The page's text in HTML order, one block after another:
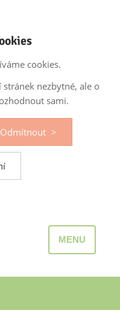
cookies.
nezbytné, ale o
sami.
Odmítnout
MENU